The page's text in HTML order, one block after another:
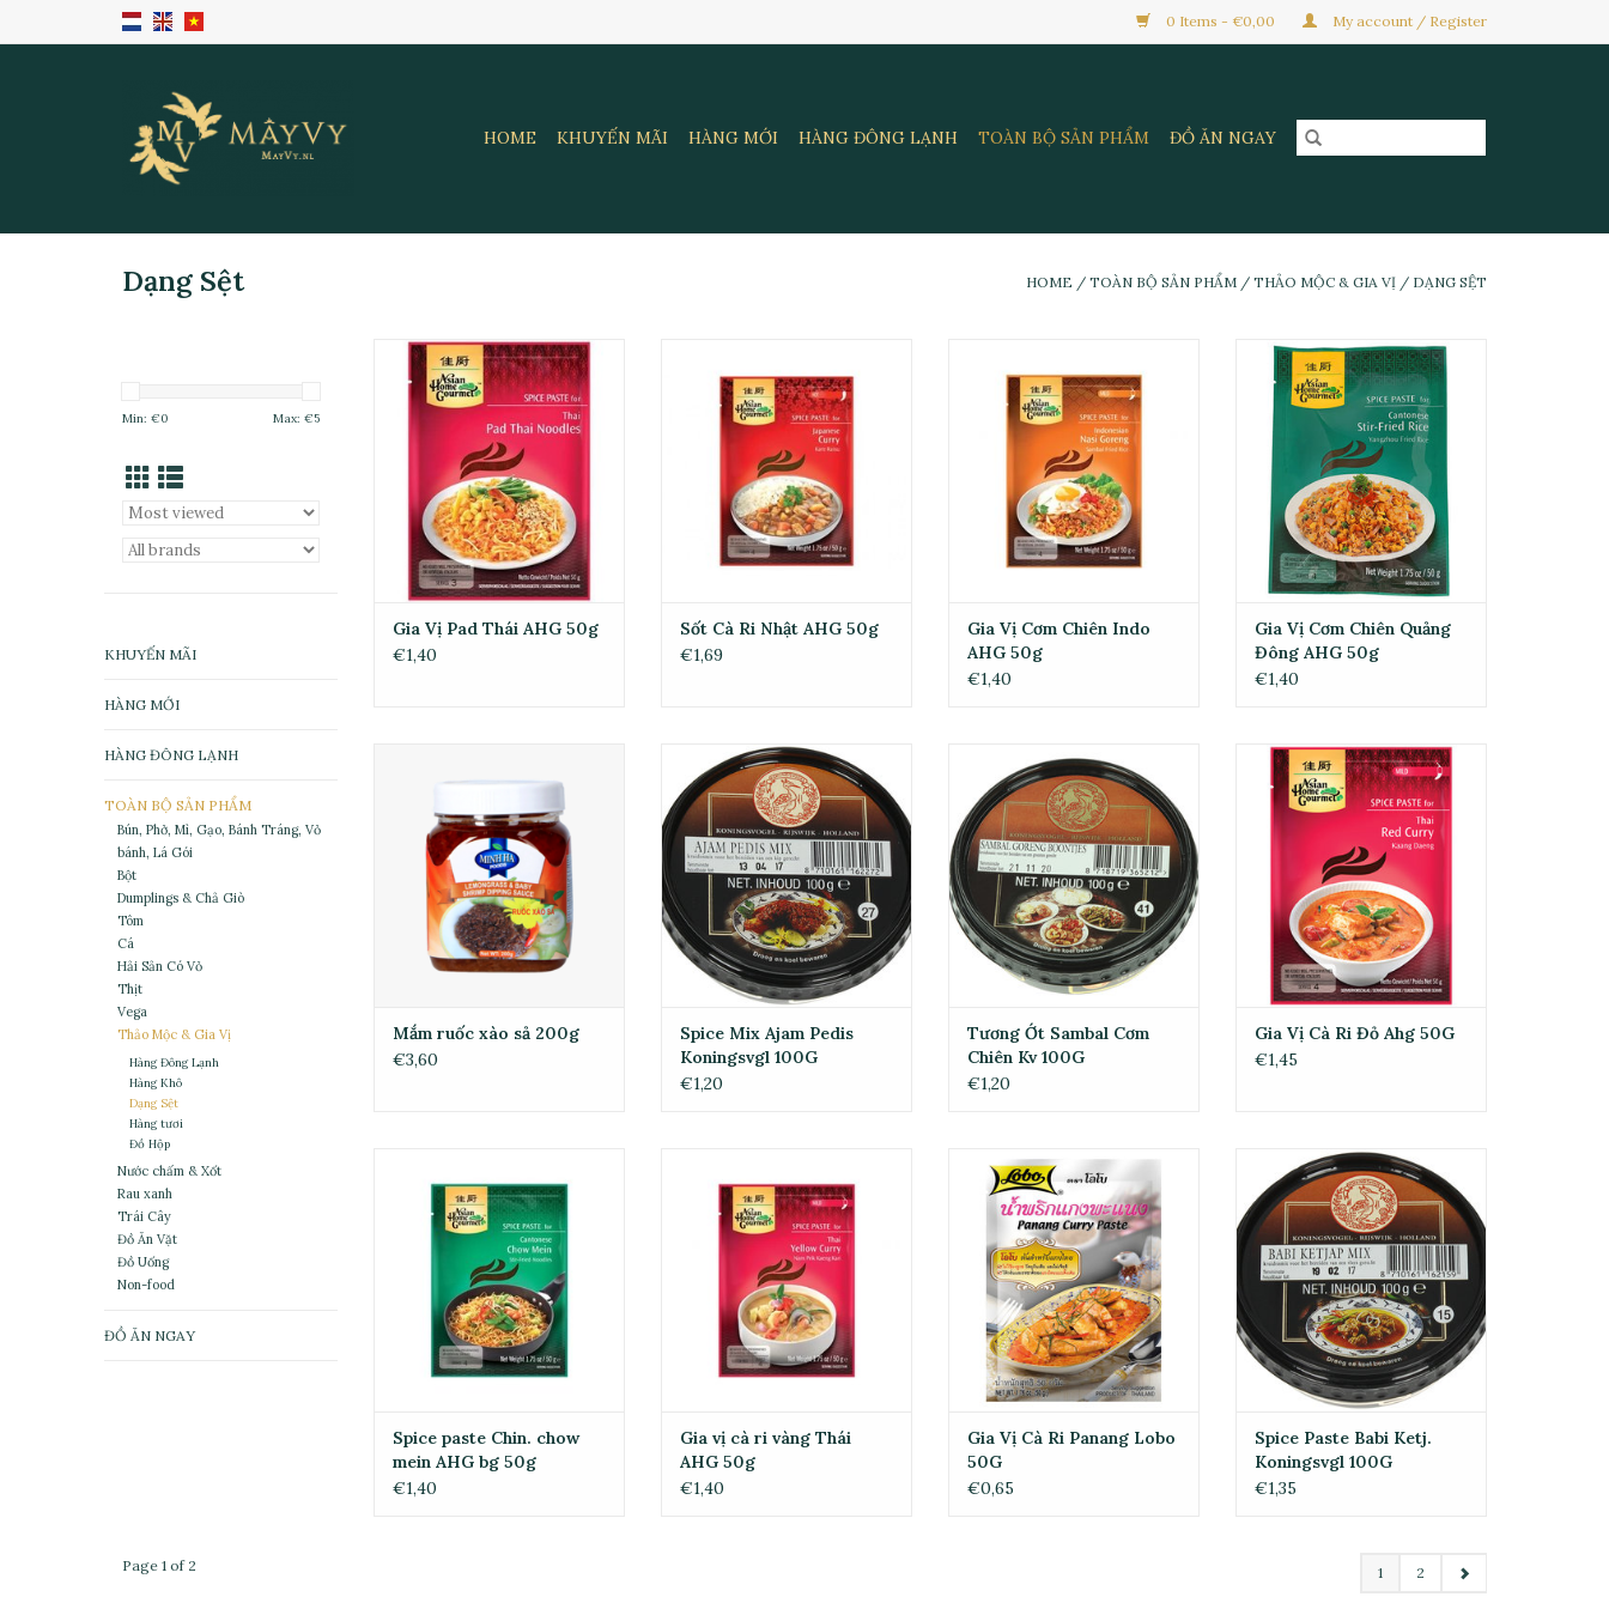
0 Items - €0,00 My account / Register
HOME KHUYẾN MÃI HÀNG MỚI HÀNG ĐÔNG LẠNH TOÀN BỘ SẢN PHẨM ĐỒ ĂN NGAY
Dạng Sệt HOME / TOÀN BỘ SẢN PHẨM / THẢO MỘC & GIA VỊ / DẠNG SỆT
Min: €0 Max: €5
KHUYẾN MÃI
HÀNG MỚI
HÀNG ĐÔNG LẠNH
TOÀN BỘ SẢN PHẨM
Bún, Phở, Mì, Gạo, Bánh Tráng, Vỏ
bánh, Lá Gói
Bột
Dumplings & Chả Giò
Tôm
Cá
Hải Sản Có Vỏ
Thịt
Vega
Thảo Mộc & Gia Vị
Hàng Đông Lạnh
Hàng Khô
Dạng Sệt
Hàng tươi
Đồ Hộp
Nước chấm & Xốt
Rau xanh
Trái Cây
Đồ Ăn Vặt
Đồ Uống
Non-food
ĐỒ ĂN NGAY
Gia Vị Pad Thái AHG 50g
ADD TO CART
Gia Vị Pad Thái AHG 50g
€1,40
ADD TO CART
Sốt Cà Ri Nhật AHG 50g
€1,69
ADD TO CART
Gia Vị Cơm Chiên Indo
AHG 50g
€1,40
Gia Vị Cơm Chiên Quảng Đông
AHG 50g
ADD TO CART
Gia Vị Cơm Chiên Quảng
Đông AHG 50g
€1,40
Mắm ruốc xào sả 200g
€3,60
Spice Mix Ajam Pedis Koningsvgl
100G
ADD TO CART
Spice Mix Ajam Pedis
Koningsvgl 100G
€1,20
Tương Ớt Sambal Cơm Chiên Kv
100G
ADD TO CART
Tương Ớt Sambal Cơm
Chiên Kv 100G
€1,20
Gia Vị Cà Ri Đỏ Ahg 50G
ADD TO CART
Gia Vị Cà Ri Đỏ Ahg 50G
€1,45
AHG bg 50g
ADD TO CART
Spice paste Chin. chow
mein AHG bg 50g
€1,40
ADD TO CART
Gia vị cà ri vàng Thái
AHG 50g
€1,40
Gia Vị Cà Ri Panang Lobo 50G
ADD TO CART
Gia Vị Cà Ri Panang Lobo
50G
€0,65
Spice Paste Babi Ketj.
Koningsvgl 100G
ADD TO CART
Spice Paste Babi Ketj.
Koningsvgl 100G
€1,35
Page 1 of 2 1 2